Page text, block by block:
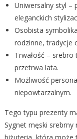
Uniwersalny styl –
eleganckich
Osobista
rodzinne, tradycje
Trwałość –
przetrwa lata.
Możliwość
niepowtarzalnym.
Tego typu prezenty
Sygnet męski